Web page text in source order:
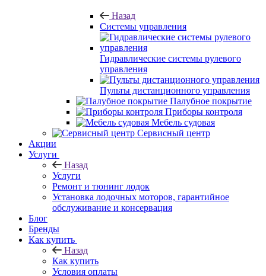
Назад
Системы управления
Гидравлические системы рулевого
управления
Пульты дистанционного управления
Палубное покрытие
Приборы контроля
Мебель судовая
Сервисный центр
Акции
Услуги
Назад
Услуги
Ремонт и тюнинг лодок
Установка лодочных моторов, гарантийное
обслуживание и консервация
Блог
Бренды
Как купить
Назад
Как купить
Условия оплаты